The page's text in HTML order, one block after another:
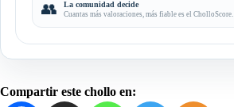
👥 La comunidad decide
Cuantas más valoraciones, más fiable es el CholloScore.
Compartir este chollo en: